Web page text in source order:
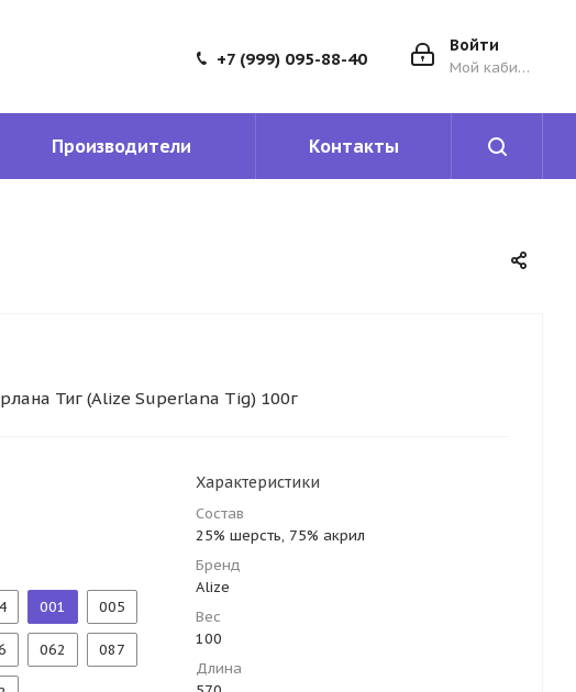
Войти
Мой кабинет
+7 (999) 095-88-40
Производители Контакты
Тиг (Alize Superlana Tig) 100г
001 005
062 087
Характеристики
Состав
25% шерсть, 75% акрил
Бренд
Alize
Вес
100
Длина